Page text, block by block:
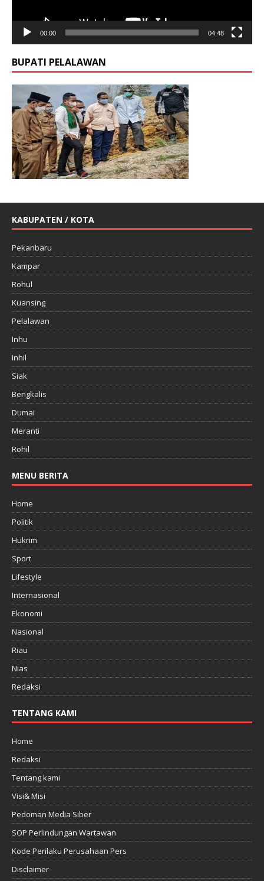
00:00 04:48
BUPATI PELALAWAN
KABUPATEN / KOTA
Pekanbaru
Kampar
Rohul
Kuansing
Pelalawan
Inhu
Inhil
Siak
Bengkalis
Dumai
Meranti
Rohil
MENU BERITA
Home
Politik
Hukrim
Sport
Lifestyle
Internasional
Ekonomi
Nasional
Riau
Nias
Redaksi
TENTANG KAMI
Home
Redaksi
Tentang kami
Visi& Misi
Pedoman Media Siber
SOP Perlindungan Wartawan
Kode Perilaku Perusahaan Pers
Disclaimer